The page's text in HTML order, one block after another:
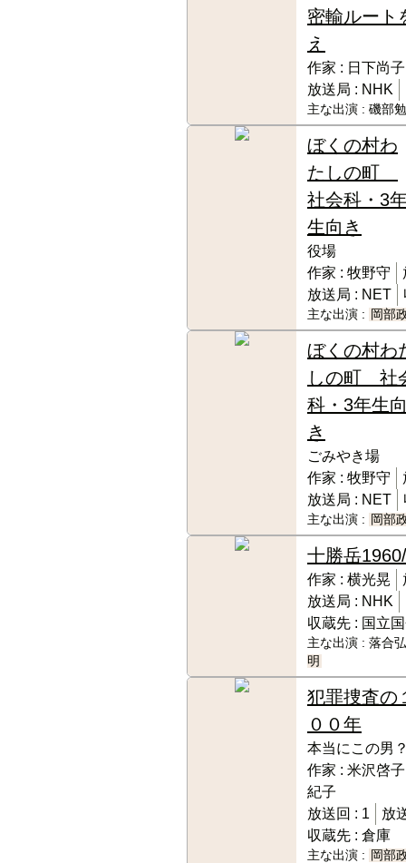
密輸ルート
え
作家 : 日下尚子
放送局 : NHK
主な出演 : 磯部
ぼくの村わ
たしの町
社会科・3
生向き
役場
作家 : 牧野守
放送局 : NET
主な出演 : 岡部
ぼくの村わ
しの町 社
科・3年生
き
ごみやき場
作家 : 牧野守
放送局 : NET
主な出演 : 岡部
十勝岳
作家 : 横光晃
放送局 : NHK
収蔵先 : 国立
主な出演 : 落合
明
犯罪捜査の
００年
本当にこの男
作家 : 米沢啓
紀子
放送回 : 1
放
収蔵先 : 倉庫
主な出演 : 岡部